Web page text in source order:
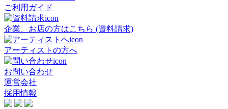
ご利用ガイド
企業、お店の方はこちら (資料請求)
アーティストの方へ
お問い合わせ
運営会社
採用情報